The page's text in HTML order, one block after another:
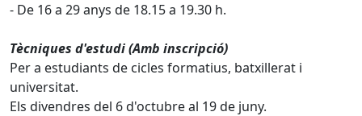
- De 16 a 29 anys de 18.15 a 19.30 h.
Tècniques d'estudi (Amb inscripció)
Per a estudiants de cicles formatius, batxillerat i
universitat.
Els divendres del 6 d'octubre al 19 de juny.